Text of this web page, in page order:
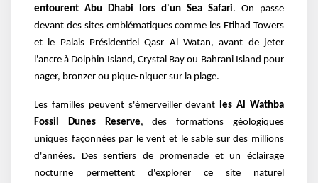
entourent Abu Dhabi lors d'un Sea Safari. On passe
devant des sites emblématiques comme les Etihad Towers
et le Palais Présidentiel Qasr Al Watan, avant de jeter
l'ancre à Dolphin Island, Crystal Bay ou Bahrani Island pour
nager, bronzer ou pique-niquer sur la plage.
Les familles peuvent s'émerveiller devant les Al Wathba
Fossil Dunes Reserve, des formations géologiques
uniques façonnées par le vent et le sable sur des millions
d'années. Des sentiers de promenade et un éclairage
nocturne permettent d'explorer ce site naturel